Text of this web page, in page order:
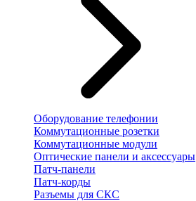
Оборудование телефонии
Коммутационные розетки
Коммутационные модули
Оптические панели и аксессуары
Патч-панели
Патч-корды
Разъемы для СКС